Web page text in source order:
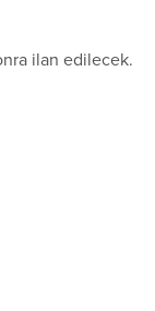
ilan edilecek.